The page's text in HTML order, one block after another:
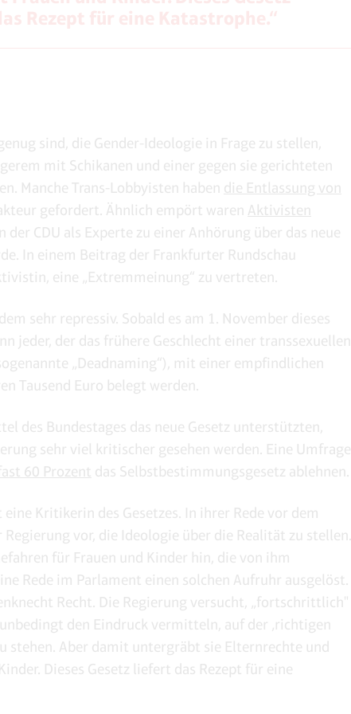
sind, die Gender-Ideologie in Frage zu stellen,
mit Schikanen und einer gegen sie gerichteten
Manche Trans-Lobbyisten haben die Entlassung von
gefordert. Ähnlich empört waren Aktivisten
der CDU als Experte zu einer Anhörung über das neue
In einem Beitrag der Frankfurter Rundschau
eine „Extremmeinung“ zu vertreten.
sehr repressiv. Sobald es am 1. November dieses
jeder, der das frühere Geschlecht einer transsexuellen
„Deadnaming“), mit einer empfindlichen
Tausend Euro belegt werden.
des Bundestages das neue Gesetz unterstützten,
sehr viel kritischer gesehen werden. Eine Umfrage
60 Prozent das Selbstbestimmungsgesetz ablehnen.
eine Kritikerin des Gesetzes. In ihrer Rede vor dem
vor, die Ideologie über die Realität zu stellen.
für Frauen und Kinder hin, die von ihm
Rede im Parlament einen solchen Aufruhr ausgelöst.
Recht. Die Regierung versucht, „fortschrittlich"
den Eindruck vermitteln, auf der ‚richtigen
stehen. Aber damit untergräbt sie Elternrechte und
Dieses Gesetz liefert das Rezept für eine